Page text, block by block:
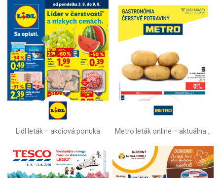
Lidl leták –⁠ akciová ponuka Metro leták online –⁠ aktuálna ponuka